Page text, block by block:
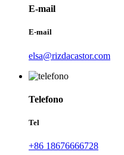
E-mail
E-mail
elsa@rizdacastor.com
Telefono
Tel
+86 18676666728